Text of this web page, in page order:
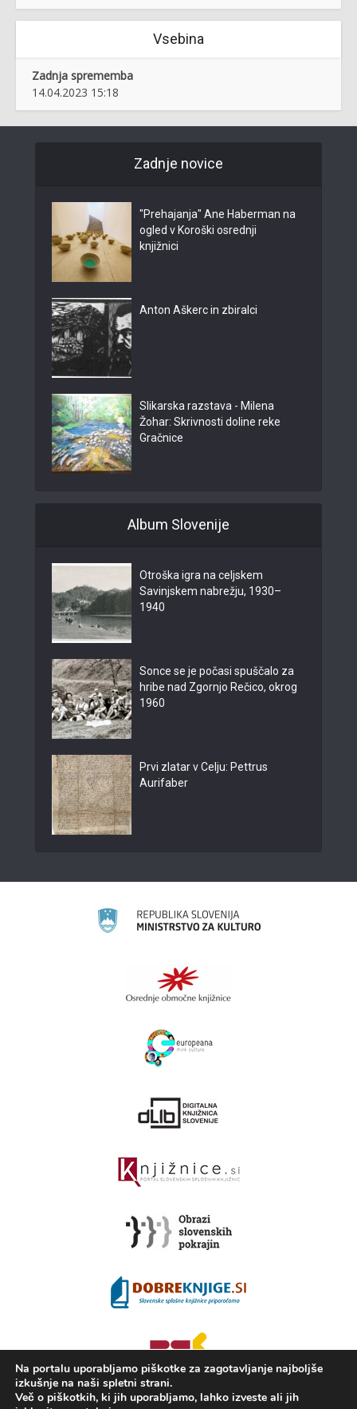
Vsebina
Zadnja sprememba
14.04.2023 15:18
Zadnje novice
"Prehajanja" Ane Haberman na
ogled v Koroški osrednji
knjižnici
Anton Aškerc in zbiralci
Slikarska razstava - Milena
Žohar: Skrivnosti doline reke
Gračnice
Album Slovenije
Otroška igra na celjskem
Savinjskem nabrežju, 1930–
1940
Sonce se je počasi spuščalo za
hribe nad Zgornjo Rečico, okrog
1960
Prvi zlatar v Celju: Pettrus
Aurifaber
Na portalu uporabljamo piškotke za zagotavljanje najboljše
izkušnje na naši spletni strani.
Več o piškotkih, ki jih uporabljamo, lahko izveste ali jih